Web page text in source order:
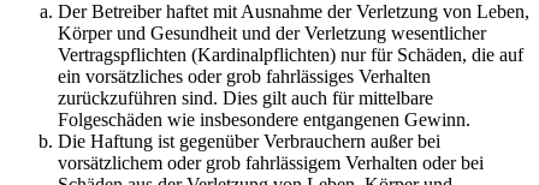
Der Betreiber haftet mit Ausnahme der Verletzung von Leben,
Körper und Gesundheit und der Verletzung wesentlicher
Vertragspflichten (Kardinalpflichten) nur für Schäden, die auf
ein vorsätzliches oder grob fahrlässiges Verhalten
zurückzuführen sind. Dies gilt auch für mittelbare
Folgeschäden wie insbesondere entgangenen Gewinn.
Die Haftung ist gegenüber Verbrauchern außer bei
vorsätzlichem oder grob fahrlässigem Verhalten oder bei